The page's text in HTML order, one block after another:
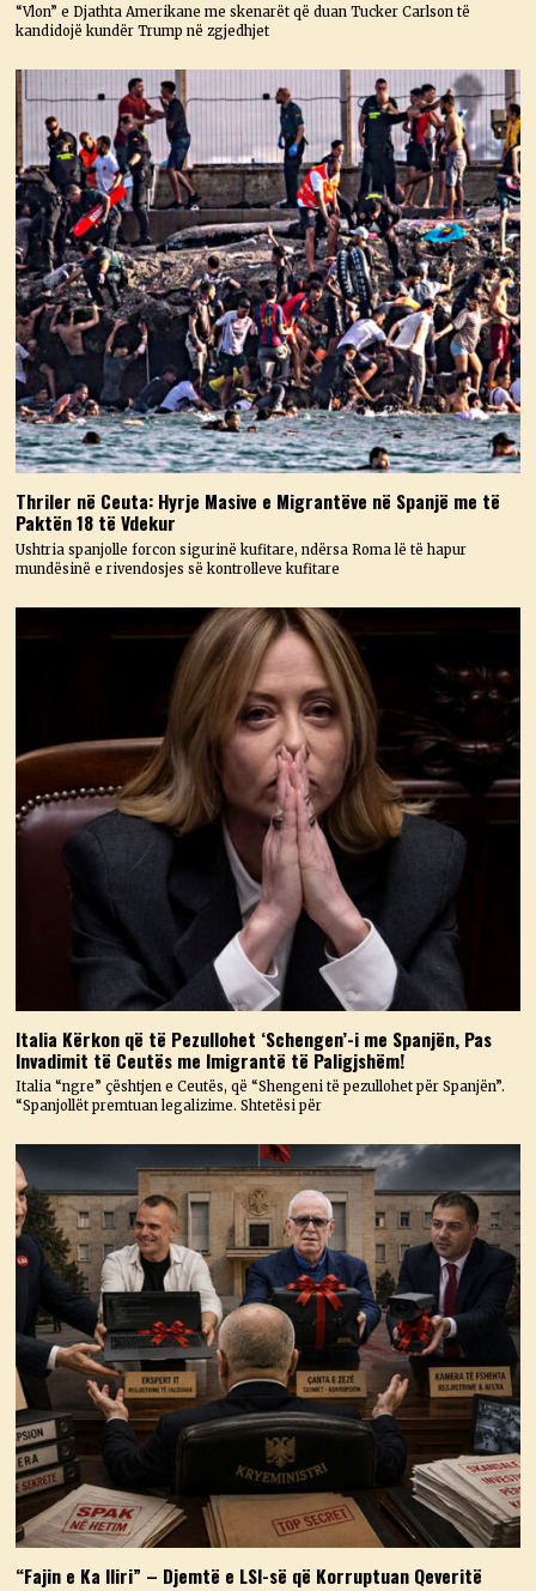
“Vlon” e Djathta Amerikane me skenarët që duan Tucker Carlson të
kandidojë kundër Trump në zgjedhjet
Thriler në Ceuta: Hyrje Masive e Migrantëve në Spanjë me të
Paktën 18 të Vdekur
Ushtria spanjolle forcon sigurinë kufitare, ndërsa Roma lë të hapur
mundësinë e rivendosjes së kontrolleve kufitare
Italia Kërkon që të Pezullohet ‘Schengen’-i me Spanjën, Pas
Invadimit të Ceutës me Imigrantë të Paligjshëm!
Italia “ngre” çështjen e Ceutës, që “Shengeni të pezullohet për Spanjën”.
“Spanjollët premtuan legalizime. Shtetësi për
“Fajin e Ka Iliri” – Djemtë e LSI-së që Korruptuan Qeveritë